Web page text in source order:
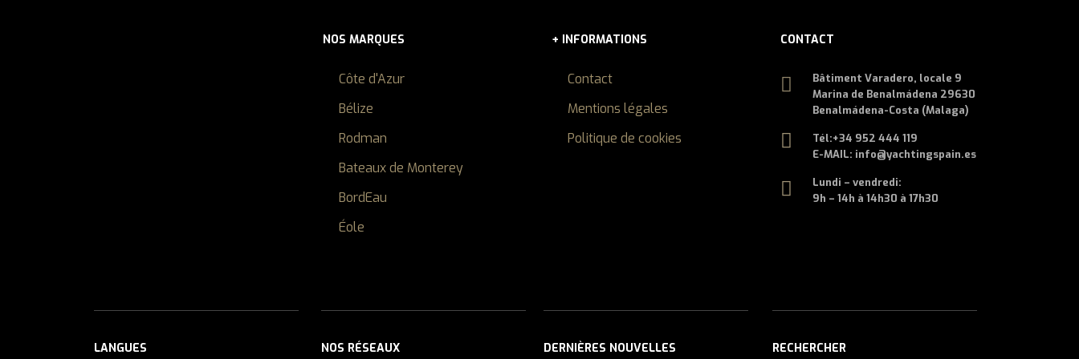
NOS MARQUES
Côte d'Azur
Bélize
Rodman
Bateaux de Monterey
BordEau
Éole
+ INFORMATIONS
Contact
Mentions légales
Politique de cookies
CONTACT
Bâtiment Varadero, locale 9
Marina de Benalmádena 29630
Benalmádena-Costa (Malaga)
Tél:+34 952 444 119
E-MAIL: info@yachtingspain.es
Lundi – vendredi:
9h – 14h à 14h30 à 17h30
LANGUES NOS RÉSEAUX DERNIÈRES NOUVELLES RECHERCHER